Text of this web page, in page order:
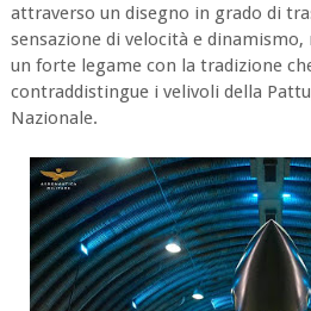
attraverso un disegno in grado di
sensazione di velocità e
un forte legame con la tradizione
contraddistingue i velivoli della
Nazionale.